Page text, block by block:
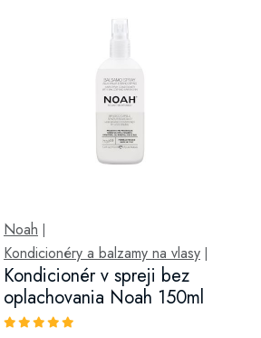
Noah
Kondicionéry a balzamy na vlasy|
Kondicionér v spreji bez
oplachovania Noah 150ml